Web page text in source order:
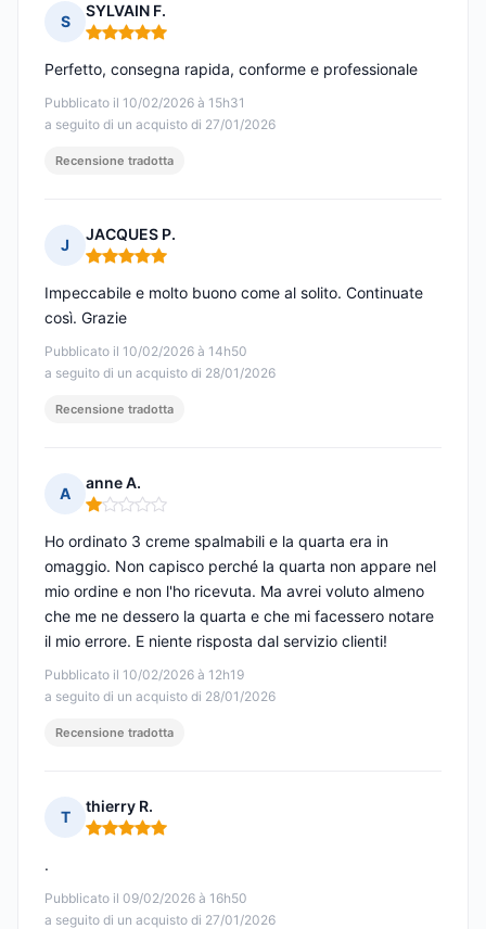
S
SYLVAIN F.
Nota: 5 su 5
Pubblicato il 10/02/2026 à 15h31
a seguito di un acquisto di 27/01/2026
Perfetto, consegna rapida, conforme e professionale
Recensione tradotta
J
JACQUES P.
Nota: 5 su 5
Pubblicato il 10/02/2026 à 14h50
a seguito di un acquisto di 28/01/2026
Impeccabile e molto buono come al solito. Continuate
così. Grazie
Recensione tradotta
A
anne A.
Nota: 1 su 5
Pubblicato il 10/02/2026 à 12h19
a seguito di un acquisto di 28/01/2026
Ho ordinato 3 creme spalmabili e la quarta era in
omaggio. Non capisco perché la quarta non appare nel
mio ordine e non l'ho ricevuta. Ma avrei voluto almeno
che me ne dessero la quarta e che mi facessero notare
il mio errore. E niente risposta dal servizio clienti!
Recensione tradotta
T
thierry R.
Nota: 5 su 5
Pubblicato il 09/02/2026 à 16h50
a seguito di un acquisto di 27/01/2026
.